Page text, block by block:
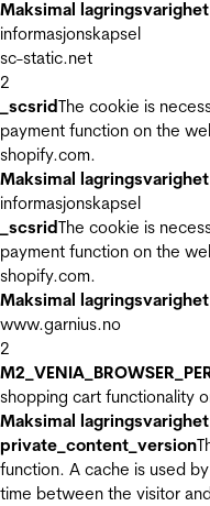
Maksimal lagringsvarighet
informasjonskapsel
sc-static.net
2
_scsridThe cookie is
payment function on the
shopify.com.
Maksimal lagringsvarighet
informasjonskapsel
_scsridThe cookie is
payment function on the
shopify.com.
Maksimal lagringsvarighet
www.garnius.no
2
shopping cart functionality
Maksimal lagringsvarighet
private_content_version
function. A cache is used
time between the visitor